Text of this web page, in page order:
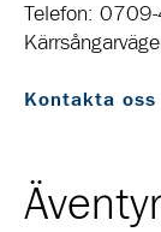
Telefon:
Kontakta oss